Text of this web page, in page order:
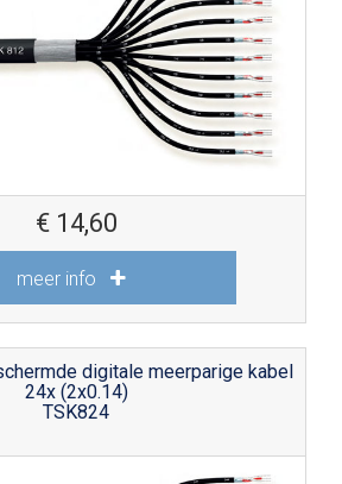
€ 14,60
meer info
digitale meerparige kabel
24x (2x0.14)
TSK824